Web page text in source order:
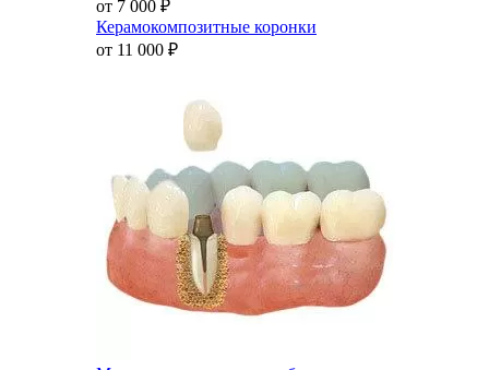
от 7 000 ₽
Керамокомпозитные коронки
от 11 000 ₽